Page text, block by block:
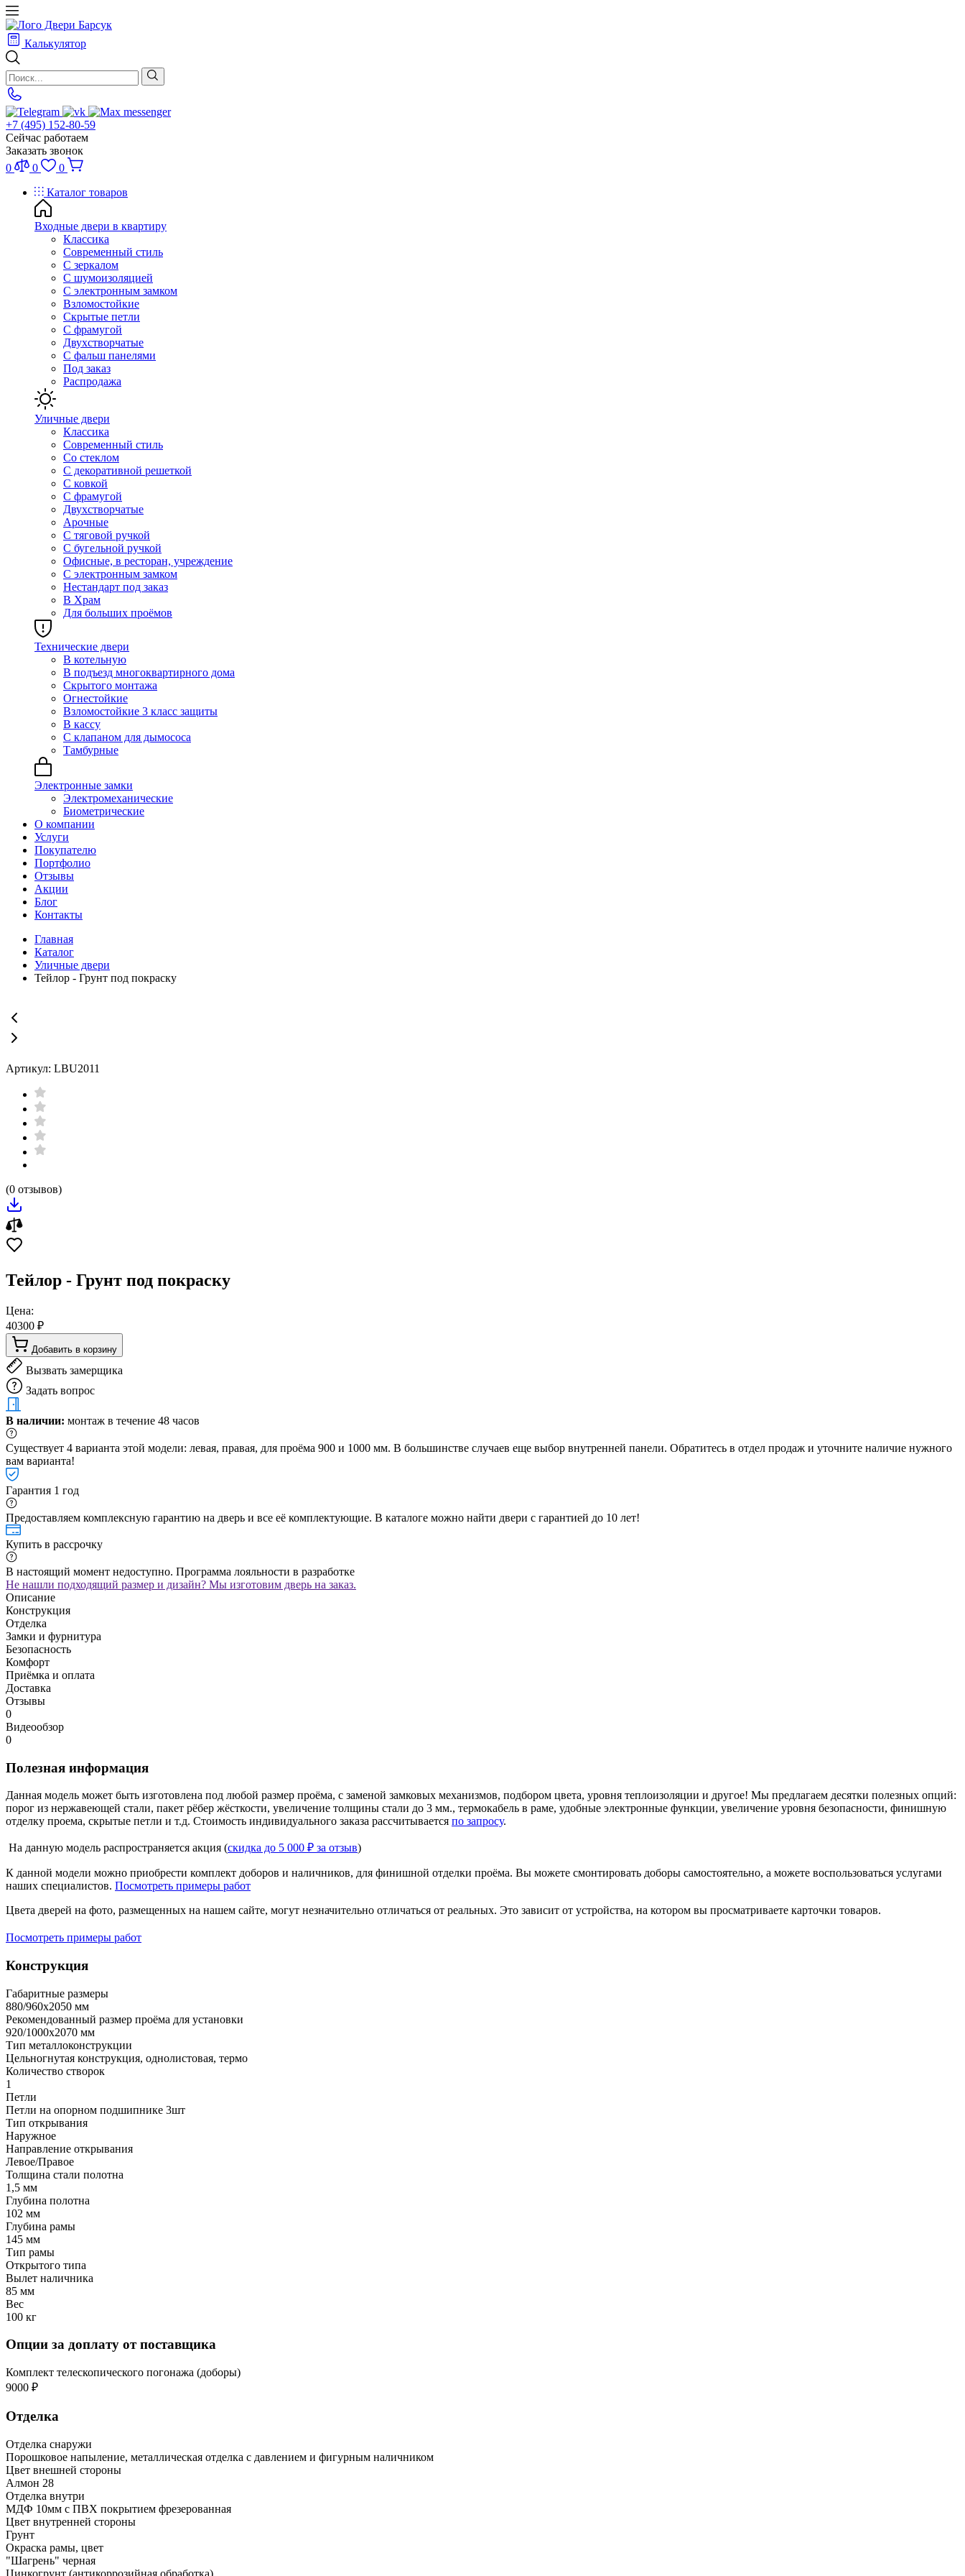
Калькулятор
+7 (495) 152-80-59
Сейчас работаем
Заказать звонок
0
0
0
Каталог товаров
Входные двери в квартиру
Классика
Современный стиль
С зеркалом
С шумоизоляцией
С электронным замком
Взломостойкие
Скрытые петли
С фрамугой
Двухстворчатые
С фальш панелями
Под заказ
Распродажа
Уличные двери
Классика
Современный стиль
Со стеклом
С декоративной решеткой
С ковкой
С фрамугой
Двухстворчатые
Арочные
С тяговой ручкой
С бугельной ручкой
Офисные, в ресторан, учреждение
С электронным замком
Нестандарт под заказ
В Храм
Для больших проёмов
Технические двери
В котельную
В подъезд многоквартирного дома
Скрытого монтажа
Огнестойкие
Взломостойкие 3 класс защиты
В кассу
С клапаном для дымососа
Тамбурные
Электронные замки
Электромеханические
Биометрические
О компании
Услуги
Покупателю
Портфолио
Отзывы
Акции
Блог
Контакты
Главная
Каталог
Уличные двери
Тейлор - Грунт под покраску
Артикул: LBU2011
(0 отзывов)
Тейлор - Грунт под покраску
Цена:
40300 ₽
Добавить в корзину
Вызвать замерщика
Задать вопрос
В наличии: монтаж в течение 48 часов
Существует 4 варианта этой модели: левая, правая, для проёма 900 и 1000 мм. В большинстве случаев еще выбор внутренней панели. Обратитесь в отдел продаж и уточните наличие нужного
вам варианта!
Гарантия 1 год
Предоставляем комплексную гарантию на дверь и все её комплектующие. В каталоге можно найти двери с гарантией до 10 лет!
Купить в рассрочку
В настоящий момент недоступно. Программа лояльности в разработке
Не нашли подходящий размер и дизайн? Мы изготовим дверь на заказ.
Описание
Конструкция
Отделка
Замки и фурнитура
Безопасность
Комфорт
Приёмка и оплата
Доставка
Отзывы
0
Видеообзор
0
Полезная информация
Данная модель может быть изготовлена под любой размер проёма, с заменой замковых механизмов, подбором цвета, уровня теплоизоляции и другое! Мы предлагаем десятки полезных опций:
порог из нержавеющей стали, пакет рёбер жёсткости, увеличение толщины стали до 3 мм., термокабель в раме, удобные электронные функции, увеличение уровня безопасности, финишную
отделку проема, скрытые петли и т.д. Стоимость индивидуального заказа рассчитывается по запросу.
На данную модель распространяется акция (скидка до 5 000 ₽ за отзыв)
К данной модели можно приобрести комплект доборов и наличников, для финишной отделки проёма. Вы можете смонтировать доборы самостоятельно, а можете воспользоваться услугами
наших специалистов. Посмотреть примеры работ
Цвета дверей на фото, размещенных на нашем сайте, могут незначительно отличаться от реальных. Это зависит от устройства, на котором вы просматриваете карточки товаров.
Посмотреть примеры работ
Конструкция
Габаритные размеры
880/960х2050 мм
Рекомендованный размер проёма для установки
920/1000х2070 мм
Тип металлоконструкции
Цельногнутая конструкция, однолистовая, термо
Количество створок
1
Петли
Петли на опорном подшипнике 3шт
Тип открывания
Наружное
Направление открывания
Левое/Правое
Толщина стали полотна
1,5 мм
Глубина полотна
102 мм
Глубина рамы
145 мм
Тип рамы
Открытого типа
Вылет наличника
85 мм
Вес
100 кг
Опции за доплату от поставщика
Комплект телескопического погонажа (доборы)
9000 ₽
Отделка
Отделка снаружи
Порошковое напыление, металлическая отделка с давлением и фигурным наличником
Цвет внешней стороны
Алмон 28
Отделка внутри
МДФ 10мм с ПВХ покрытием фрезерованная
Цвет внутренней стороны
Грунт
Окраска рамы, цвет
"Шагрень" черная
Цинкогрунт (антикоррозийная обработка)